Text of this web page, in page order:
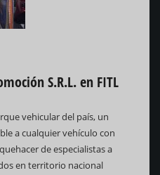
S.R.L. en FITL
vehicular del país, un
a cualquier vehículo con
de especialistas a
en territorio nacional